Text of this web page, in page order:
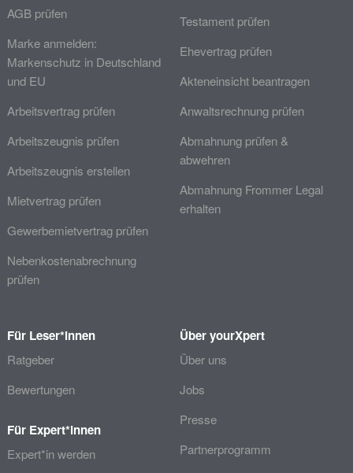
AGB prüfen
Marke anmelden:
Markenschutz in Deutschland
und EU
Arbeitsvertrag prüfen
Arbeitszeugnis prüfen
Arbeitszeugnis erstellen
Mietvertrag prüfen
Gewerbemietvertrag prüfen
Nebenkostenabrechnung
prüfen
Testament prüfen
Ehevertrag prüfen
Akteneinsicht beantragen
Anwaltsrechnung prüfen
Abmahnung prüfen &
abwehren
Abmahnung Frommer Legal
erhalten
Für Leser*innen
Ratgeber
Bewertungen
Für Expert*innen
Expert*in werden
Über yourXpert
Über uns
Jobs
Presse
Partnerprogramm